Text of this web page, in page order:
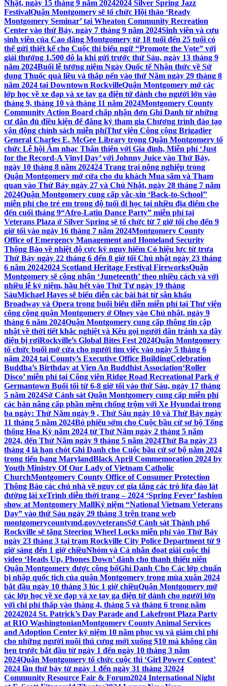
Nhật, ngày 15 tháng 9 năm 20242024 Silver Spring Jazz
FestivalQuận Montgomery sẽ tổ chức Hội thảo ‘Ready
Montgomery Seminar’ tại Wheaton Community Recreation
Center vào thứ Bảy, ngày 7 tháng 9 năm 2024Sinh viên và cựu
sinh viên của Cao đẳng Montgomery từ 18 tuổi đến 25 tuổi có
thể gửi thiết kế cho Cuộc thi biểu ngữ “Promote the Vote” với
giải thưởng 1.500 đô la khi gửi trước thứ Sáu, ngày 13 tháng 9
năm 2024Buổi lễ tưởng niệm Ngày Quốc tế Nhận thức về Sử
dụng Thuốc quá liều và thắp nến vào thứ Năm ngày 29 tháng 8
năm 2024 tại Downtown RockvilleQuận Montgomery mở các
lớp học về xe đạp và xe tay ga điện tử dành cho người lớn vào
tháng 9, tháng 10 và tháng 11 năm 2024Montgomery County
Community Action Board chấp nhận đơn Ghi Danh từ những
cư dân đủ điều kiện để đăng ký tham gia Chương trình đào tạo
vận động chính sách miễn phíThư viện Công cộng Brigadier
General Charles E. McGee Library trọng Quận Montgomery tổ
chức Lễ hội Âm nhạc Thân thiện với Gia đình, Miễn phí ‘Just
for the Record-A Vinyl Day’ với Johnny Juice vào Thứ Bảy,
ngày 10 tháng 8 năm 202424 Trang trại nông nghiệp trong
Quận Montgomery mở cửa cho du khách Mua sắm và Tham
quan vào Thứ Bảy ngày 27 và Chủ Nhật, ngày 28 tháng 7 năm
2024Quận Montgomery cung cấp vắc-xin ‘Back-to-School’’
miễn phí cho trẻ em trong độ tuổi đi học tại nhiều địa điểm cho
đến cuối tháng 9“Afro-Latin Dance Party” miễn phí tại
Veterans Plaza ở Silver Spring sẽ tổ chức từ 7 giờ tối cho đến 9
giờ tối vào ngày 16 tháng 7 năm 2024Montgomery County
Office of Emergency Management and Homeland Security
Thông Báo về nhiệt độ cực kỳ nguy hiểm Có hiệu lực từ trưa
Thứ Bảy ngày 22 tháng 6 đến 8 giờ tối Chủ nhật ngày 23 tháng
6 năm 20242024 Scotland Heritage Festival FireworksQuận
Montgomery sẽ công nhận ‘Juneteenth’ theo nhiều cách và với
nhiều lễ kỷ niệm, hầu hết vào Thứ Tư ngày 19 tháng
SáuMichael Hayes sẽ biểu diễn các bài hát từ sân khấu
Broadway và Opera trong buổi biểu diễn miễn phí tại Thư viện
công cộng quận Montgomery ở Olney vào Chủ nhật, ngày 9
tháng 6 năm 2024Quận Montgomery cung cấp thông tin cập
nhật về thời tiết khắc nghiệt và Kêu gọi người dân tránh xa dây
điện bị rơiRockville’s Global Bites Fest 2024Quận Montgomery
tổ chức buổi mở cửa cho người tìm việc vào ngày 5 tháng 6
năm 2024 tại County’s Executive Office BuildingCelebration
Buddha’s Birthday at Vien An Buddhist Association‘Roller
Disco’ miễn phí tại Công viên Ridge Road Recreational Park ở
Germantown Buổi tối từ 6-8 giờ tối vào thứ Sáu, ngày 17 tháng
5 năm 2024Sở Cảnh sát Quận Montgomery cung cấp miễn phí
các bản nâng cấp phần mềm chống trộm với Xe Hyundai trong
ba ngày: Thứ Năm ngày 9 , Thứ Sáu ngày 10 và Thứ Bảy ngày
11 tháng 5 năm 2024Bỏ phiếu sớm cho Cuộc bầu cử sơ bộ Tổng
thống Hoa Kỳ năm 2024 từ Thứ Năm ngày 2 tháng 5 năm
2024, đến Thứ Năm ngày 9 tháng 5 năm 2024Thứ Ba ngày 23
tháng 4 là hạn chót Ghi Danh cho Cuộc bầu cử sơ bộ năm 2024
trong tiểu bang MarylandBlack April Commemoration 2024 by
Youth Ministry Of Our Lady of Vietnam Catholic
ChurchMontgomery County Office of Consumer Protection
Thông Báo các chủ nhà về nguy cơ gia tăng các trò lừa đảo lát
đường lái xeTrình diễn thời trang – 2024 ‘Spring Fever’ fashion
show at Montgomery MallKỷ niệm “National Vietnam Veterans
Day” vào thứ Sáu ngày 29 tháng 3 trên trang web
montgomerycountymd.gov/veteransSở Cảnh sát Thành phố
Rockville sẽ tặng Steering Wheel Locks miễn phí vào Thứ Bảy
ngày 23 tháng 3 tại trạm Rockville City Police Department từ 9
giờ sáng đến 1 giờ chiềuNhóm và Cá nhân đoạt giải cuộc thi
video ‘Heads Up, Phones Down’ dành cho thanh thiếu niên
Quận Montgomery được công bốGhi Danh Cho Các lớp chuẩn
bị nhập quốc tịch của quận Montgomery trong mùa xuân 2024
bắt đầu ngày 10 tháng 3 lúc 1 giờ chiềuQuận Montgomery mở
các lớp học về xe đạp và xe tay ga điện tử dành cho người lớn
với chi phí thấp vào tháng 4, tháng 5 và tháng 6 trong năm
20242024 St. Patrick’s Day Parade and Lakefront Plaza Party
at RIO WashingtonianMontgomery County Animal Services
and Adoption Center kỷ niệm 10 năm phục vụ và giảm chi phí
cho những người nuôi thú cưng mới xuống $10 mà không cần
hẹn trước bắt đầu từ ngày 1 đến ngày 10 tháng 3 năm
2024Quận Montgomery tổ chức cuộc thi ‘Girl Power Contest’
2024 lần thứ bảy từ ngày 1 đến ngày 31 tháng 32024
Community Resource Fair & Forum2024 International Night